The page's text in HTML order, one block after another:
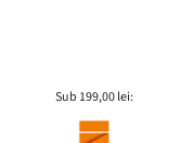
Sub 199,00 lei: